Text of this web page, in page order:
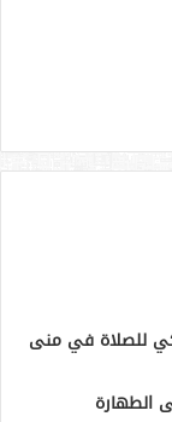
للصلاة في منى
الطهارة